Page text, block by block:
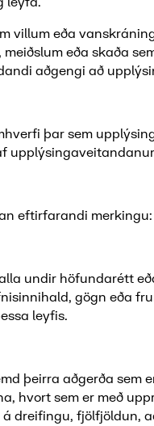
villum eða
eða skaða
aðgengi að
þar sem
eftirfarandi merkingu:
undir höfundarétt
gögn eða
leyfis.
þeirra aðgerða sem
hvort sem er með
dreifingu, fjölfjöldun,